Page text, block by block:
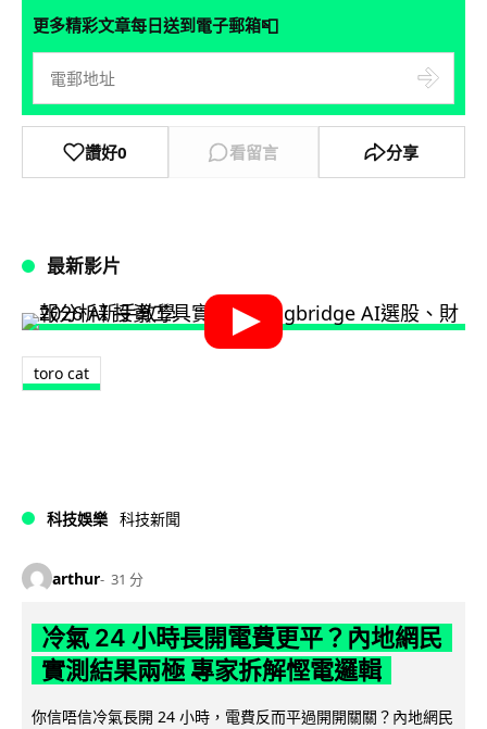
更多精彩文章每日送到電子郵箱📮
讚好0 看留言 分享
最新影片
toro cat
科技娛樂 科技新聞
arthur 31 分
冷氣 24 小時長開電費更平？內地網民
實測結果兩極 專家拆解慳電邏輯
你信唔信冷氣長開 24 小時，電費反而平過開開關關？內地網民